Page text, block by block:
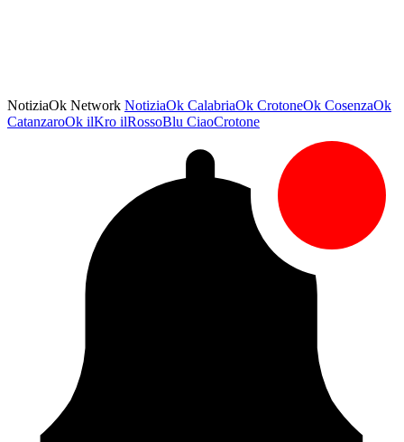
NotiziaOk Network NotiziaOk CalabriaOk CrotoneOk CosenzaOk
CatanzaroOk ilKro ilRossoBlu CiaoCrotone